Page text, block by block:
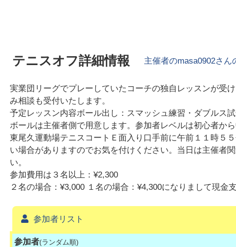
テニスオフ詳細情報 主催者のmasa0902さん
実業団リーグでプレーしていたコーチの独自レッスンが受
み相談も受付いたします。
予定レッスン内容ボール出し：スマッシュ練習・ダブルス
ボールは主催者側で用意します。参加者レベルは初心者か
東尾久運動場テニスコートＥ面入り口手前に午前１１時５
い場合がありますのでお気を付けください。当日は主催者
い。
参加費用は３名以上：¥2,300
２名の場合：¥3,000 １名の場合：¥4,300になりまして現金
参加者リスト
参加者(ランダム順)